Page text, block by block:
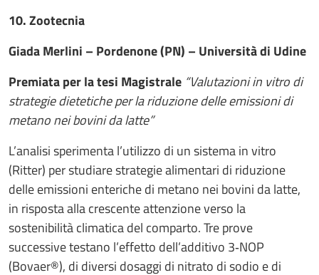
10. Zootecnia
Giada Merlini – Pordenone (PN) – Università di Udine
Premiata per la tesi Magistrale “Valutazioni in vitro di
strategie dietetiche per la riduzione delle emissioni di
metano nei bovini da latte”
L’analisi sperimenta l’utilizzo di un sistema in vitro
(Ritter) per studiare strategie alimentari di riduzione
delle emissioni enteriche di metano nei bovini da latte,
in risposta alla crescente attenzione verso la
sostenibilità climatica del comparto. Tre prove
successive testano l’effetto dell’additivo 3‑NOP
(Bovaer®), di diversi dosaggi di nitrato di sodio e di